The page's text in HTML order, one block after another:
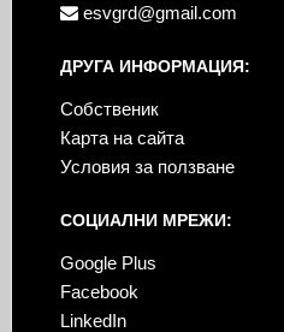
esvgrd@gmail.com
ДРУГА ИНФОРМАЦИЯ:
Собственик
Карта на сайта
Условия за ползване
СОЦИАЛНИ МРЕЖИ:
Google Plus
Facebook
LinkedIn